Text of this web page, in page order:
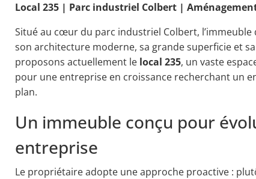
Local 235 | Parc industriel Colbert |
Situé au cœur du parc industriel Colbert,
son architecture moderne, sa grande superficie et
proposons actuellement le local 235, un vaste
pour une entreprise en croissance recherchant un
plan.
Un immeuble conçu pour
entreprise
Le propriétaire adopte une approche proactive :